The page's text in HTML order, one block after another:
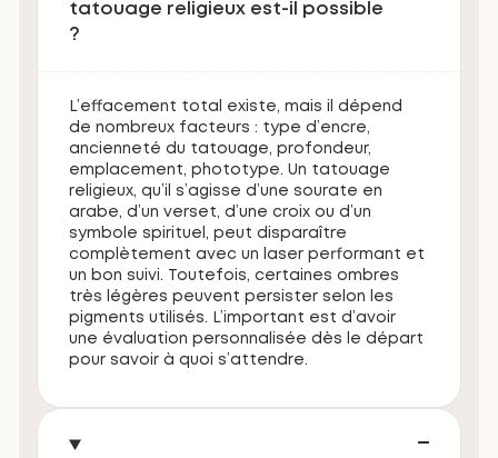
tatouage religieux est-il possible
?
L’effacement total existe, mais il dépend
de nombreux facteurs : type d’encre,
ancienneté du tatouage, profondeur,
emplacement, phototype. Un tatouage
religieux, qu’il s’agisse d’une sourate en
arabe, d’un verset, d’une croix ou d’un
symbole spirituel, peut disparaître
complètement avec un laser performant et
un bon suivi. Toutefois, certaines ombres
très légères peuvent persister selon les
pigments utilisés. L’important est d’avoir
une évaluation personnalisée dès le départ
pour savoir à quoi s’attendre.